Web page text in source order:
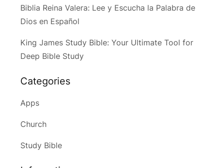
Biblia Reina Valera: Lee y Escucha la Palabra de
Dios en Español
King James Study Bible: Your Ultimate Tool for
Deep Bible Study
Categories
Apps
Church
Study Bible